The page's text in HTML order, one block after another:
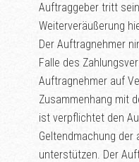
Auftraggeber tritt
Weiterveräußerung
Der Auftragnehmer
Falle des
Auftragnehmer auf
Zusammenhang mit
ist verpflichtet den
Geltendmachung der
unterstützen. Der